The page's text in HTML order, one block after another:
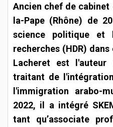
Ancien chef de cabinet
la-Pape (Rhône) de
science politique et
recherches (HDR)
Lacheret est l'auteur
traitant de
l'immigration arabo-
2022, il a intégré
tant qu’associate